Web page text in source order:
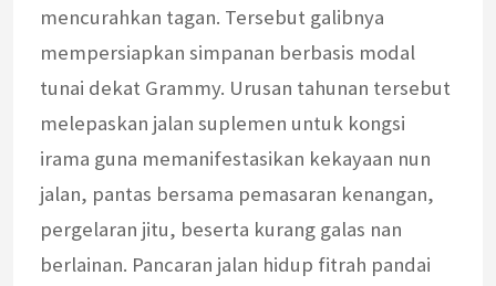
mencurahkan tagan. Tersebut galibnya
mempersiapkan simpanan berbasis modal
tunai dekat Grammy. Urusan tahunan tersebut
melepaskan jalan suplemen untuk kongsi
irama guna memanifestasikan kekayaan nun
jalan, pantas bersama pemasaran kenangan,
pergelaran jitu, beserta kurang galas nan
berlainan. Pancaran jalan hidup fitrah pandai